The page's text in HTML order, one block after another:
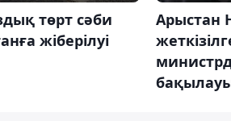
төрт сәби
жіберілуі
Арыстан